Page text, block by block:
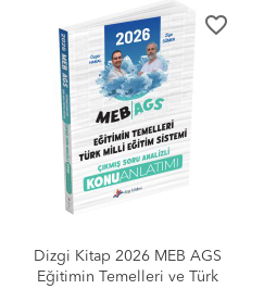
favorite_border
Dizgi Kitap 2026 MEB AGS
Eğitimin Temelleri ve Türk